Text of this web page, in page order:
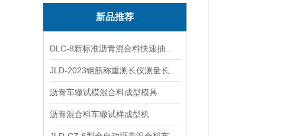
新品推荐
沥青车辙试模混合料成型模具
沥青混合料车辙试样成型机